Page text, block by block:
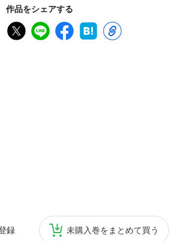
作品をシェアする
録 未購入巻をまとめて買う